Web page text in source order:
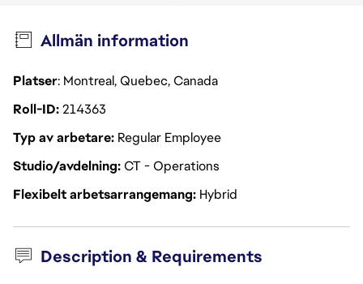
Allmän information
Platser: Montreal, Quebec, Canada
Roll-ID214363
Typ av arbetare Regular Employee
Studio/avdelningCT - Operations
Flexibelt arbetsarrangemang Hybrid
Description & Requirements